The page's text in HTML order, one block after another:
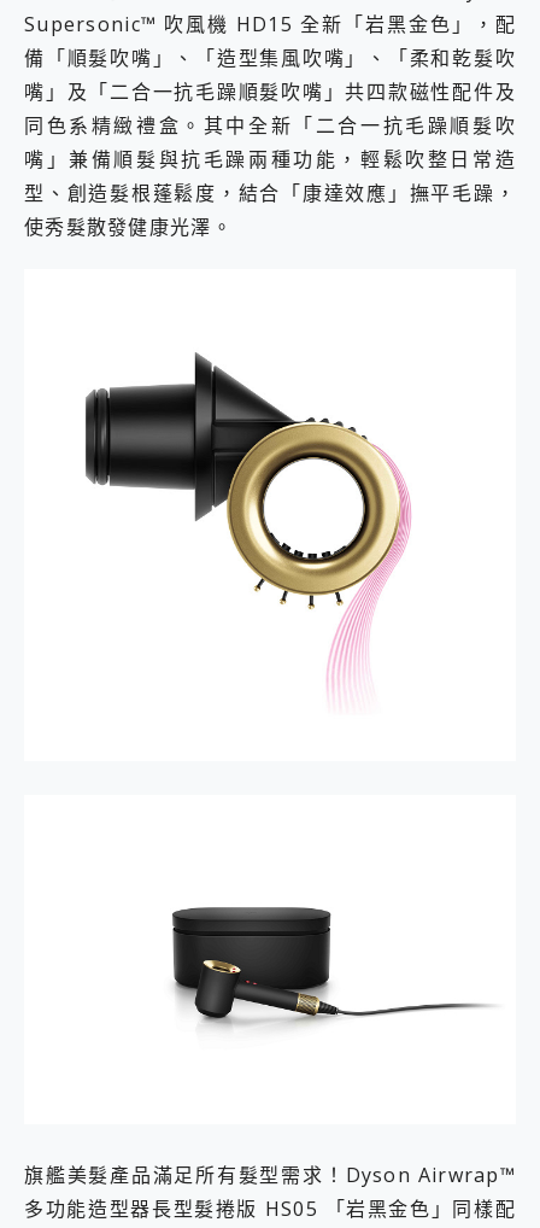
Supersonic™ 吹風機 HD15 全新「岩黑金色」，配
備「順髮吹嘴」、「造型集風吹嘴」、「柔和乾髮吹
嘴」及「二合一抗毛躁順髮吹嘴」共四款磁性配件及
同色系精緻禮盒。其中全新「二合一抗毛躁順髮吹
嘴」兼備順髮與抗毛躁兩種功能，輕鬆吹整日常造
型、創造髮根蓬鬆度，結合「康達效應」撫平毛躁，
使秀髮散發健康光澤。
旗艦美髮產品滿足所有髮型需求！Dyson Airwrap™
多功能造型器長型髮捲版 HS05 「岩黑金色」同樣配